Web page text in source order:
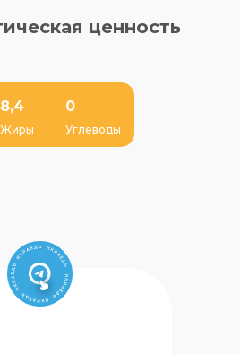
ценность
8,4
Жиры
0
Углеводы